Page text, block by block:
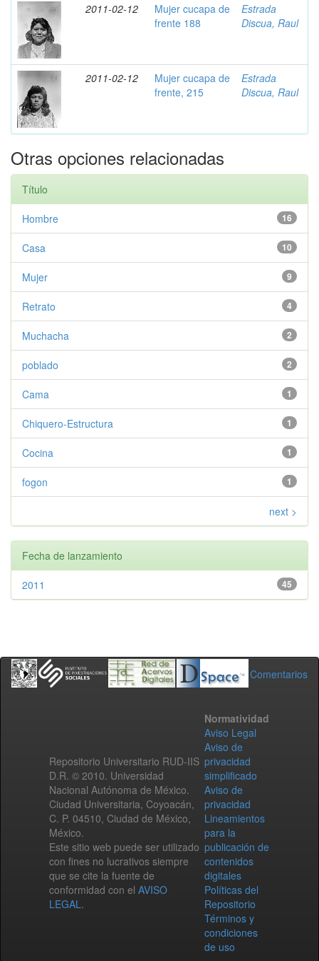
2011-02-12
Mujer cucapa de
frente 188
Estrada
Discua, Raul
2011-02-12
Mujer cucapa de
frente, 215
Estrada
Discua, Raul
Otras opciones relacionadas
Título
16
Hombre
10
Casa
9
Mujer
4
Retrato
2
Muchacha
2
poblado
1
Cama
1
Chiquero-Estructura
1
Cocina
1
fogon
next >
Fecha de lanzamiento
45
2011
Comentarios
Repositorio Universitario RUD-IIS
D.R. © 2010. Universidad
Nacional Autónoma de México.
Ciudad Universitaria, Coyoacán,
C. P. 04510, Ciudad de México,
México.
Este sitio web puede ser utilizado
con fines no lucrativos siempre
que se cite la fuente de
conformidad con el AVISO
LEGAL.
Normatividad
Aviso Legal
Aviso de
privacidad
simplificado
Aviso de
privacidad
Lineamientos
para la
publicación de
contenidos
digitales
Políticas del
Repositorio
Términos y
condiciones
de uso